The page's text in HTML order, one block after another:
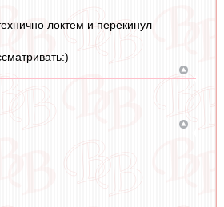
локтем и перекинул